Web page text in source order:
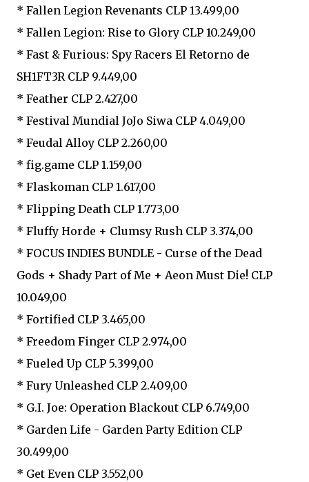
* Fallen Legion Revenants CLP 13.499,00
* Fallen Legion: Rise to Glory CLP 10.249,00
* Fast & Furious: Spy Racers El Retorno de
SH1FT3R CLP 9.449,00
* Feather CLP 2.427,00
* Festival Mundial JoJo Siwa CLP 4.049,00
* Feudal Alloy CLP 2.260,00
* fig.game CLP 1.159,00
* Flaskoman CLP 1.617,00
* Flipping Death CLP 1.773,00
* Fluffy Horde + Clumsy Rush CLP 3.374,00
* FOCUS INDIES BUNDLE - Curse of the Dead
Gods + Shady Part of Me + Aeon Must Die! CLP
10.049,00
* Fortified CLP 3.465,00
* Freedom Finger CLP 2.974,00
* Fueled Up CLP 5.399,00
* Fury Unleashed CLP 2.409,00
* G.I. Joe: Operation Blackout CLP 6.749,00
* Garden Life - Garden Party Edition CLP
30.499,00
* Get Even CLP 3.552,00